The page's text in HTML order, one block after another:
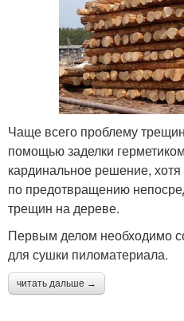
Чаще всего проблему
помощью заделки
кардинальное решение,
по предотвращению
трещин на дереве.
Первым делом необходимо
для сушки пиломатериала.
читать дальше →